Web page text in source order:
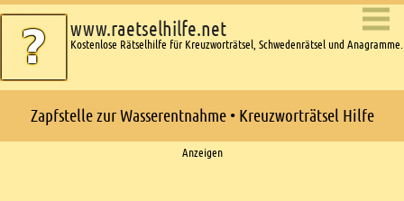
www.raetselhilfe.net
Kostenlose Rätselhilfe für Kreuzworträtsel, Schwedenrätsel und Anagramme.
Zapfstelle zur Wasserentnahme • Kreuzworträtsel Hilfe
Anzeigen